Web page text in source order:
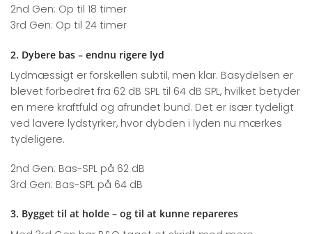
2nd Gen: Op til 18 timer
3rd Gen: Op til 24 timer
2. Dybere bas – endnu rigere lyd
Lydmæssigt er forskellen subtil, men klar. Basydelsen er
blevet forbedret fra 62 dB SPL til 64 dB SPL, hvilket betyder
en mere kraftfuld og afrundet bund. Det er især tydeligt
ved lavere lydstyrker, hvor dybden i lyden nu mærkes
tydeligere.
2nd Gen: Bas-SPL på 62 dB
3rd Gen: Bas-SPL på 64 dB
3. Bygget til at holde – og til at kunne repareres